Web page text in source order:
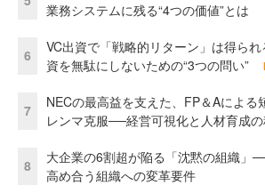
業務システムに残る“4つの価値”とは
6
VC出資で「戦略的リターン」は得ら
資を無駄にしないための“3つの問い”
7
NECの最高益を支えた、FP＆Aによる
レンマ克服──経営可視化と人材育成
8
大企業の6割超が陥る「沈黙の組織」
高め合う組織への変革要件